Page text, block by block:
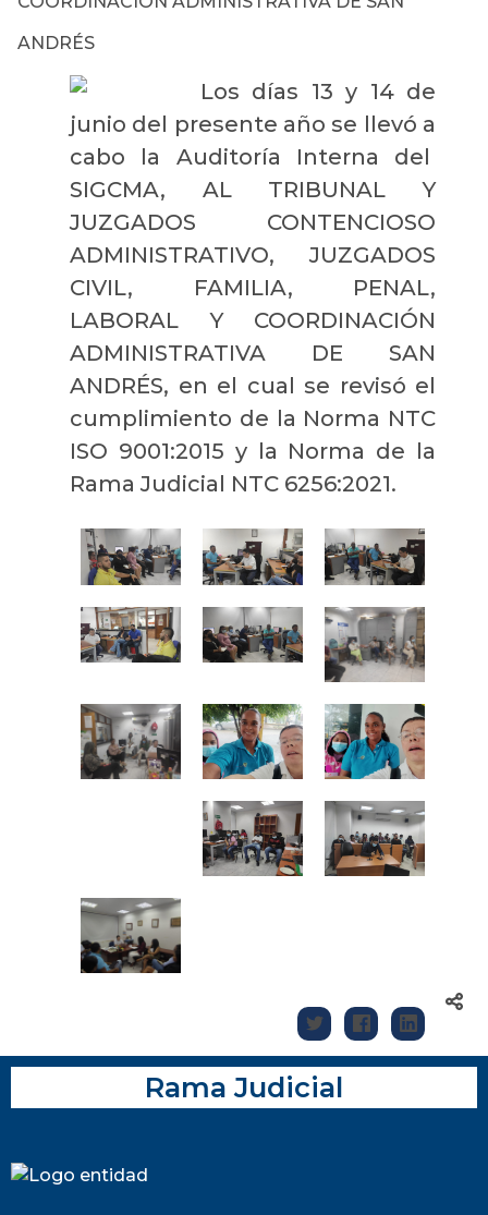
ANDRÉS
Los días 13 y 14 de
junio del presente año se llevó a
cabo la Auditoría Interna del
SIGCMA, AL TRIBUNAL Y
JUZGADOS CONTENCIOSO
ADMINISTRATIVO, JUZGADOS
CIVIL, FAMILIA, PENAL,
LABORAL Y COORDINACIÓN
ADMINISTRATIVA DE SAN
ANDRÉS, en el cual se revisó el
cumplimiento de la Norma NTC
ISO 9001:2015 y la Norma de la
Rama Judicial NTC 6256:2021.
Rama Judicial